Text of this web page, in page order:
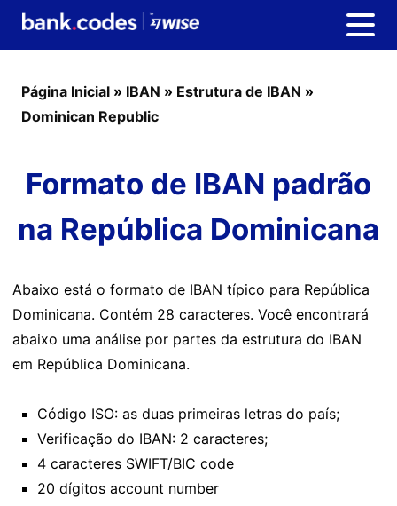
Página Inicial » IBAN » Estrutura de IBAN »
Dominican Republic
Formato de IBAN padrão
na República Dominicana
Abaixo está o formato de IBAN típico para República
Dominicana. Contém 28 caracteres. Você encontrará
abaixo uma análise por partes da estrutura do IBAN
em República Dominicana.
Código ISO: as duas primeiras letras do país;
Verificação do IBAN: 2 caracteres;
4 caracteres SWIFT/BIC code
20 dígitos account number